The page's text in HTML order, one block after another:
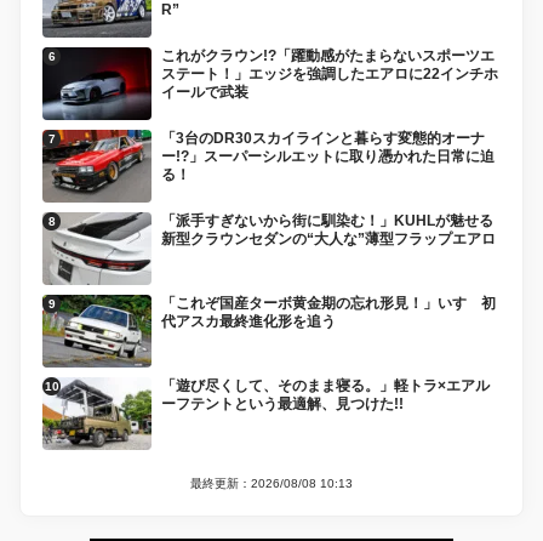
R”
これがクラウン!?「躍動感がたまらないスポーツエ
ステート！」エッジを強調したエアロに22インチホ
イールで武装
「3台のDR30スカイラインと暮らす変態的オーナ
ー!?」スーパーシルエットに取り憑かれた日常に迫
る！
「派手すぎないから街に馴染む！」KUHLが魅せる
新型クラウンセダンの“大人な”薄型フラップエアロ
「これぞ国産ターボ黄金期の忘れ形見！」いすゞ初
代アスカ最終進化形を追う
「遊び尽くして、そのまま寝る。」軽トラ×エアル
ーフテントという最適解、見つけた!!
最終更新：2026/08/08 10:13